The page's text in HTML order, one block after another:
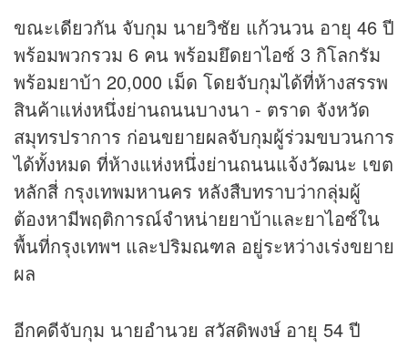
ขณะเดียวกัน จับกุม นายวิชัย แก้วนวน อายุ 46 ปี
พร้อมพวกรวม 6 คน พร้อมยึดยาไอซ์ 3 กิโลกรัม
พร้อมยาบ้า 20,000 เม็ด โดยจับกุมได้ที่ห้างสรรพ
สินค้าแห่งหนึ่งย่านถนนบางนา - ตราด จังหวัด
สมุทรปราการ ก่อนขยายผลจับกุมผู้ร่วมขบวนการ
ได้ทั้งหมด ที่ห้างแห่งหนึ่งย่านถนนแจ้งวัฒนะ เขต
หลักสี่ กรุงเทพมหานคร หลังสืบทราบว่ากลุ่มผู้
ต้องหามีพฤติการณ์จำหน่ายยาบ้าและยาไอซ์ใน
พื้นที่กรุงเทพฯ และปริมณฑล อยู่ระหว่างเร่งขยาย
ผล
อีกคดีจับกุม นายอำนวย สวัสดิพงษ์ อายุ 54 ปี